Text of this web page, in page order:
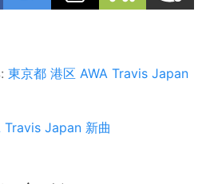
東京都 港区 AWA Travis Japan
Travis Japan 新曲